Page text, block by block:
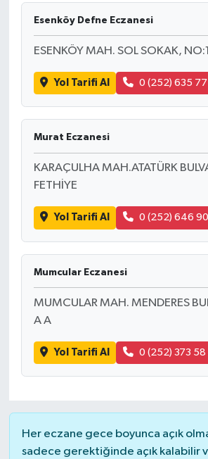
Esenköy Defne Eczanesi
ESENKÖY MAH. SOL SOKAK,
Yol Tarifi Al 0 (252) 635
Murat Eczanesi
KARAÇULHA MAH.ATATÜRK
FETHİYE
Yol Tarifi Al 0 (252) 646
Mumcular Eczanesi
MUMCULAR MAH. MENDERES
A A
Yol Tarifi Al 0 (252) 373
Her eczane gece boyunca açık
sadece gerektiğinde açık kalabilir